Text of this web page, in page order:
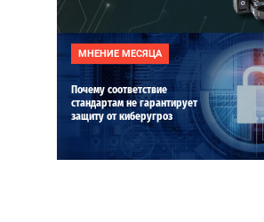
МНЕНИЕ МЕСЯЦА
Почему соответствие
стандартам не гарантирует
защиту от киберугроз